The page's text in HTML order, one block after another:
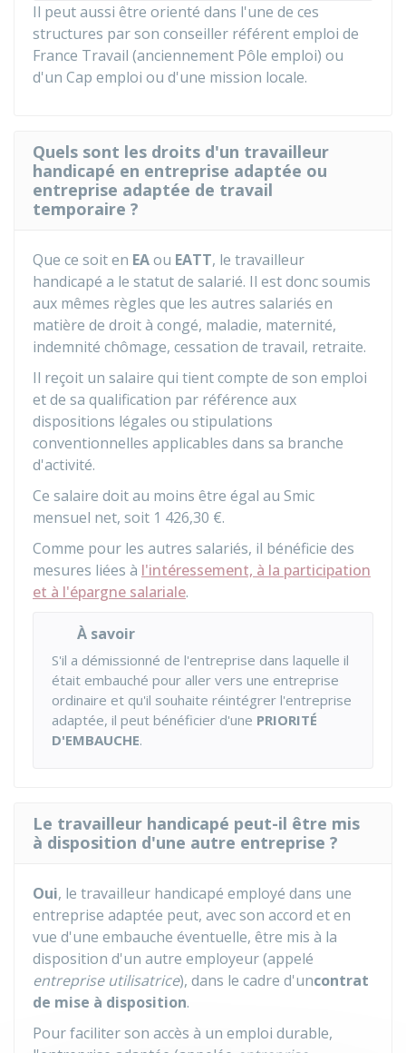
Il peut aussi être orienté dans l'une de ces
structures par son conseiller référent emploi de
France Travail (anciennement Pôle emploi) ou
d'un Cap emploi ou d'une mission locale.
Quels sont les droits d'un travailleur
handicapé en entreprise adaptée ou
entreprise adaptée de travail
temporaire ?
Que ce soit en EAou EATT, le travailleur
handicapé a le statut de salarié. Il est donc soumis
aux mêmes règles que les autres salariés en
matière de droit à congé, maladie, maternité,
indemnité chômage, cessation de travail, retraite.
Il reçoit un salaire qui tient compte de son emploi
et de sa qualification par référence aux
dispositions légales ou stipulations
conventionnelles applicables dans sa branche
d'activité.
Ce salaire doit au moins être égal au Smic
mensuel net, soit 1 426,30 €.
Comme pour les autres salariés, il bénéficie des
mesures liées à l'intéressement, à la participation
et à l'épargne salariale.
À savoir
S'il a démissionné de l'entreprise dans laquelle il
était embauché pour aller vers une entreprise
ordinaire et qu'il souhaite réintégrer l'entreprise
adaptée, il peut bénéficier d'une PRIORITÉ
D'EMBAUCHE.
Le travailleur handicapé peut-il être mis
à disposition d'une autre entreprise ?
Oui, le travailleur handicapé employé dans une
entreprise adaptée peut, avec son accord et en
vue d'une embauche éventuelle, être mis à la
disposition d'un autre employeur (appelé
entreprise utilisatrice), dans le cadre d'uncontrat
de mise à disposition.
Pour faciliter son accès à un emploi durable,